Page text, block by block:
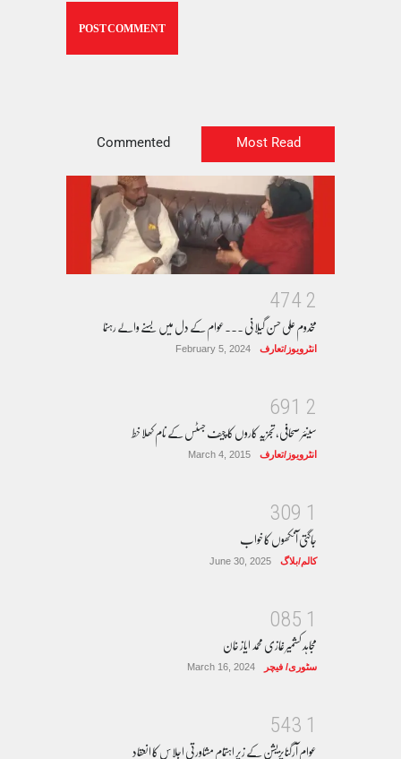
Most Read
Commented
2
4
7
4
مخدوم علی حسن گیلانی ۔۔۔عوام کے دل میں بسنے والے رہنما
انٹرویوز/تعارف February 5, 2024
2
1
9
6
سینئر صحافی، تجزیہ کاروں کا چیف جسٹس کے نام کھلا خط
انٹرویوز/تعارف March 4, 2015
1
9
0
3
جاگتی آنکھوں کا خواب
کالم/بلاگ June 30, 2025
1
5
8
0
مجاہد کشمیر غازی محمد ایاز خان
سٹوری/ فیچر March 16, 2024
1
3
4
5
عوام آرگنایزیشن کے زیر اہتمام مشاورتی اجلاس کا انعقاد